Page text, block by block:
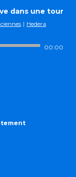
dans une tour
| Hedera
00:00